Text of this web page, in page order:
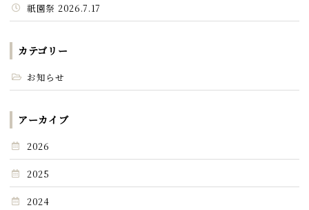
祇園祭 2026.7.17
カテゴリー
お知らせ
アーカイブ
2026
2025
2024